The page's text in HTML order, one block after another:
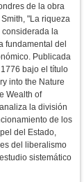
de la obra
"La riqueza
considerada la
fundamental del
Publicada
bajo el título
into the Nature
Wealth of
la división
de los
del Estado,
del liberalismo
sistemático